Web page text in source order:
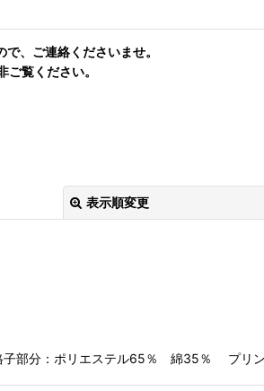
、ご連絡くださいませ。
覧ください。
表示順変更
絞り込む
子部分：ポリエステル65％ 綿35％ プリ